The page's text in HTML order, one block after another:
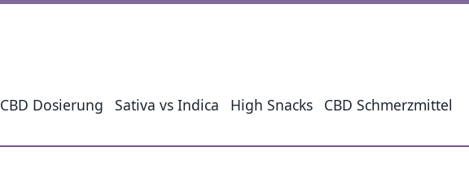
CBD Dosierung Sativa vs Indica High Snacks CBD Schmerzmittel